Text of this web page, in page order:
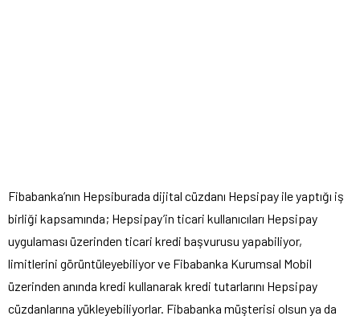
Fibabanka’nın Hepsiburada dijital cüzdanı Hepsipay ile yaptığı iş
birliği kapsamında; Hepsipay’in ticari kullanıcıları Hepsipay
uygulaması üzerinden ticari kredi başvurusu yapabiliyor,
limitlerini görüntüleyebiliyor ve Fibabanka Kurumsal Mobil
üzerinden anında kredi kullanarak kredi tutarlarını Hepsipay
cüzdanlarına yükleyebiliyorlar. Fibabanka müşterisi olsun ya da